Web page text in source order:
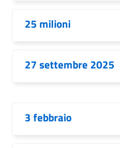
25 milioni
27 settembre 2025
3 febbraio